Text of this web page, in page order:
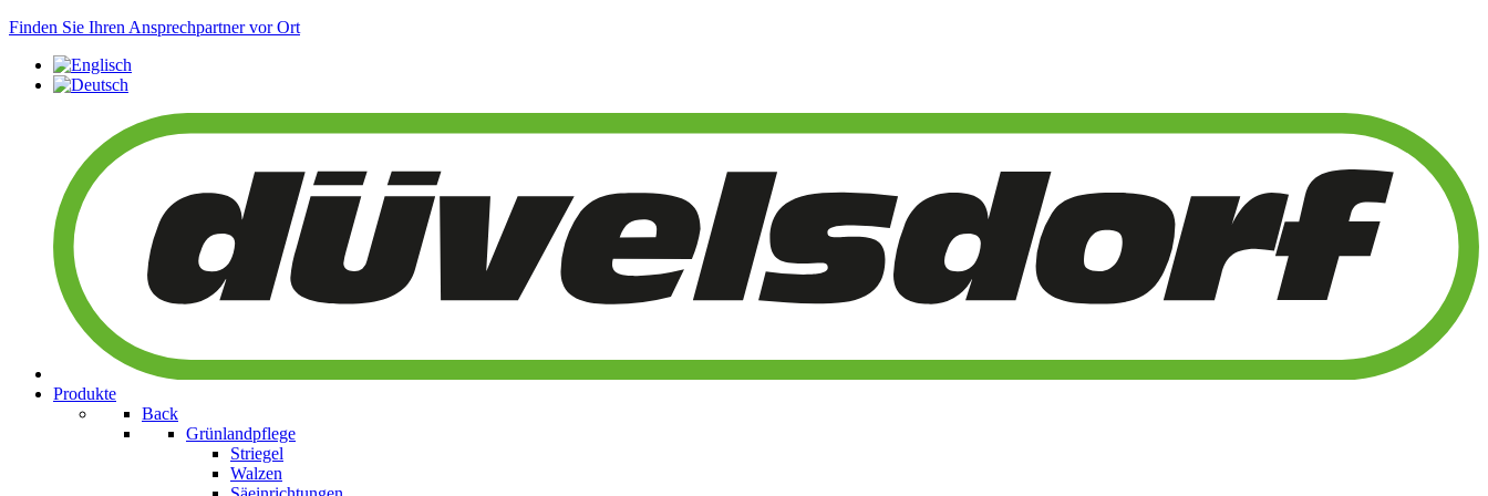
Finden Sie Ihren Ansprechpartner vor Ort
Produkte
Back
Grünlandpflege
Striegel
Walzen